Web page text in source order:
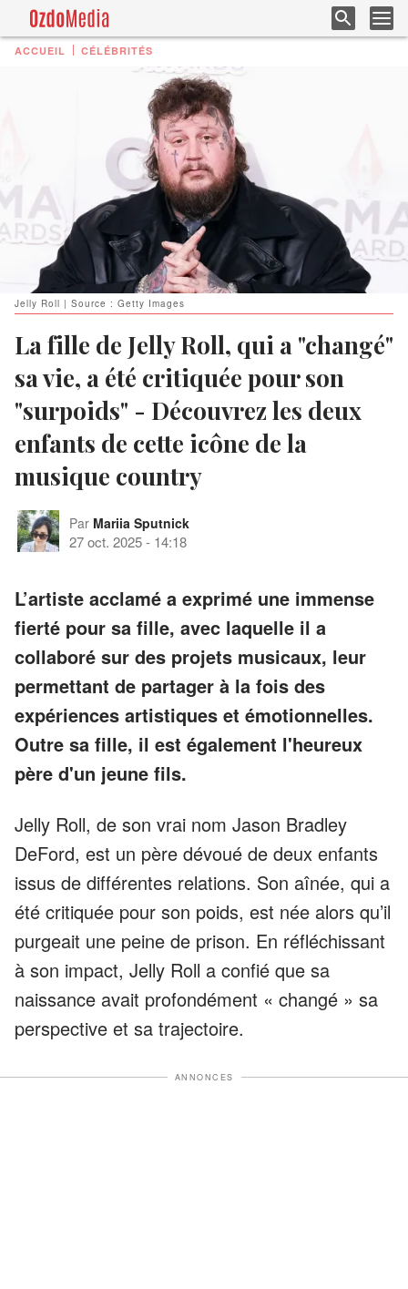
ACCUEIL CÉLÉBRITÉS
Jelly Roll | Source : Getty Images
La fille de Jelly Roll, qui a "changé"
sa vie, a été critiquée pour son
"surpoids" - Découvrez les deux
enfants de cette icône de la
musique country
Par Mariia Sputnick
27 oct. 2025- 14:18
L’artiste acclamé a exprimé une immense
fierté pour sa fille, avec laquelle il a
collaboré sur des projets musicaux, leur
permettant de partager à la fois des
expériences artistiques et émotionnelles.
Outre sa fille, il est également l'heureux
père d'un jeune fils.
Jelly Roll, de son vrai nom Jason Bradley
DeFord, est un père dévoué de deux enfants
issus de différentes relations. Son aînée, qui a
été critiquée pour son poids, est née alors qu’il
purgeait une peine de prison. En réfléchissant
à son impact, Jelly Roll a confié que sa
naissance avait profondément « changé » sa
perspective et sa trajectoire.
ANNONCES